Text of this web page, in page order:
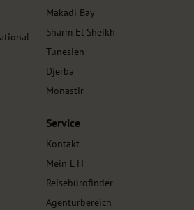
Makadi Bay
Sharm El Sheikh
Tunesien
Djerba
Monastir
Service
Kontakt
Mein ETI
Reisebürofinder
Agenturbereich